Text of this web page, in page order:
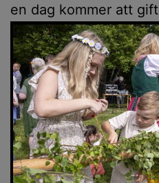
en dag kommer att